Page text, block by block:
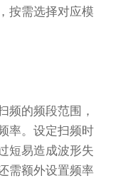
按需选择对应模
频的频段范围，
率。设定扫频时
短易造成波形失
需额外设置频率